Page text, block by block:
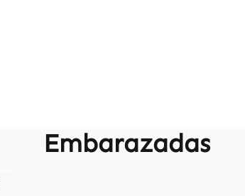
Embarazadas